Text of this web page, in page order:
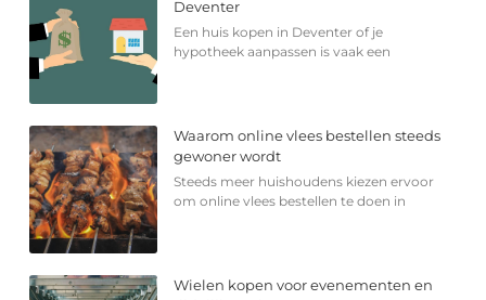
Deventer
Een huis kopen in Deventer of je
hypotheek aanpassen is vaak een
Waarom online vlees bestellen steeds
gewoner wordt
Steeds meer huishoudens kiezen ervoor
om online vlees bestellen te doen in
Wielen kopen voor evenementen en